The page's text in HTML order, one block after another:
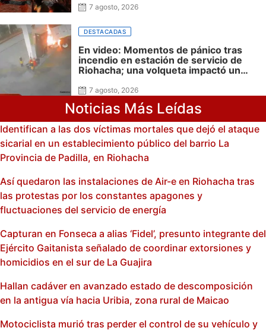
7 agosto, 2026
DESTACADAS
En video: Momentos de pánico tras
incendio en estación de servicio de
Riohacha; una volqueta impactó un
reversa
7 agosto, 2026
Noticias Más Leídas
Identifican a las dos víctimas mortales que dejó el ataque
sicarial en un establecimiento público del barrio La
Provincia de Padilla, en Riohacha
Así quedaron las instalaciones de Air-e en Riohacha tras
las protestas por los constantes apagones y
fluctuaciones del servicio de energía
Capturan en Fonseca a alias ‘Fidel’, presunto integrante del
Ejército Gaitanista señalado de coordinar extorsiones y
homicidios en el sur de La Guajira
Hallan cadáver en avanzado estado de descomposición
en la antigua vía hacia Uribia, zona rural de Maicao
Motociclista murió tras perder el control de su vehículo y